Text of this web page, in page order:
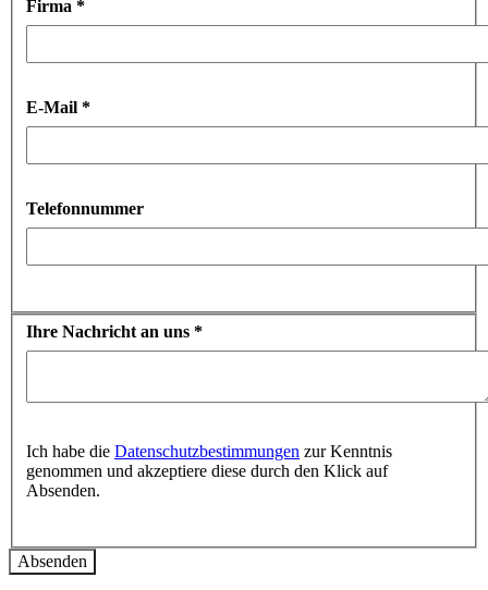
Firma *
E-Mail *
Telefonnummer
Ihre Nachricht an uns *
Ich habe die Datenschutzbestimmungen zur Kenntnis
genommen und akzeptiere diese durch den Klick auf
Absenden.